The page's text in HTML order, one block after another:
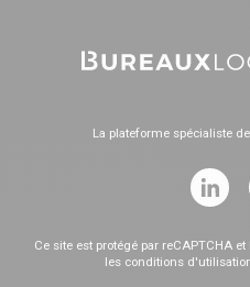
La plateforme spécialiste
Ce site est protégé par reCAPTCHA et
les conditions